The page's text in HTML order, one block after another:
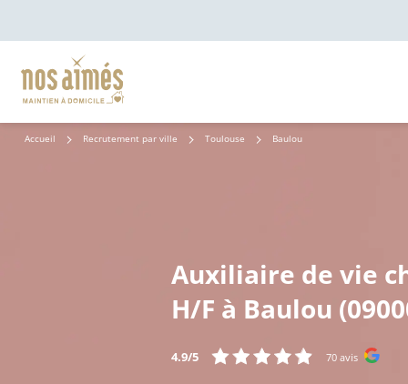
Accueil Recrutement par ville Toulouse Baulou
Auxiliaire de vie
H/F à Baulou
4.9/5 70 avis